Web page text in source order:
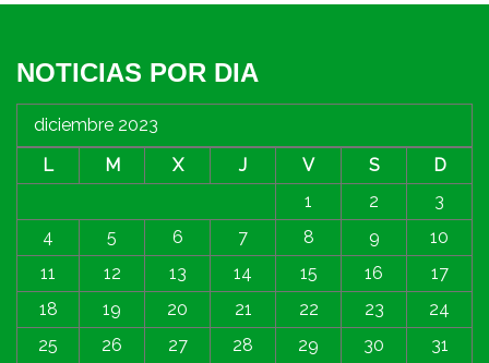
NOTICIAS POR DIA
diciembre 2023
L
M X J V S
D
1
2
3
4
5 6 7 8 9
10
11
12 13 14 15 16
17
18
19 20 21 22 23
24
25
26 27 28 29 30 31